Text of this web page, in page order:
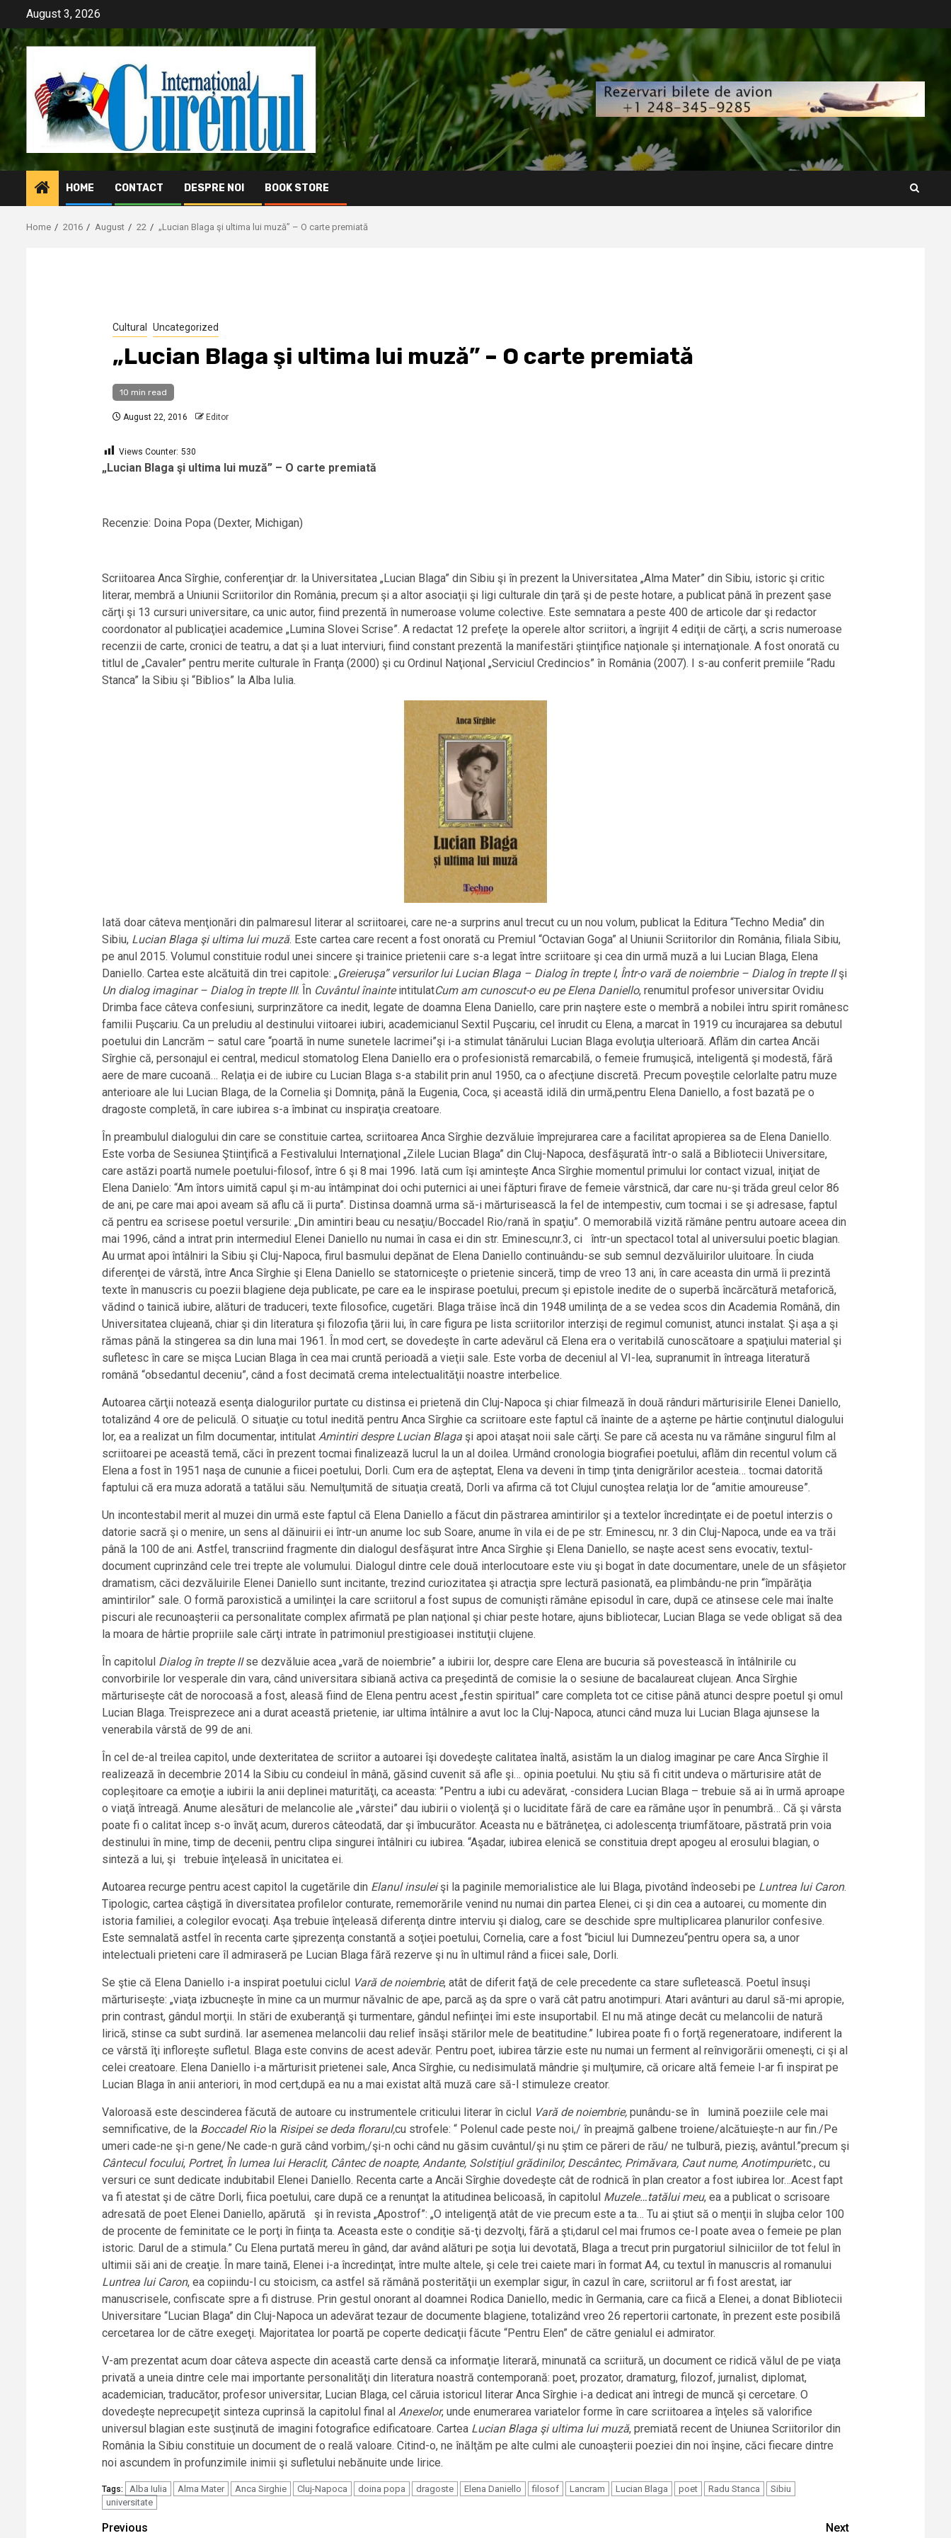
content
August 3, 2026
HOME CONTACT DESPRE NOI BOOK STORE
Home 2016 August 22 „Lucian Blaga şi ultima lui muză” – O carte premiată
Cultural Uncategorized
„Lucian Blaga şi ultima lui muză” – O carte premiată
10 min read
August 22, 2016 Editor
Views Counter: 530
„Lucian Blaga şi ultima lui muză” – O carte premiată
Recenzie: Doina Popa (Dexter, Michigan)
Scriitoarea Anca Sîrghie, conferenţiar dr. la Universitatea „Lucian Blaga” din Sibiu şi în prezent la Universitatea „Alma Mater” din Sibiu, istoric şi critic
literar, membră a Uniunii Scriitorilor din România, precum şi a altor asociaţii şi ligi culturale din ţară şi de peste hotare, a publicat până în prezent şase
cărţi şi 13 cursuri universitare, ca unic autor, fiind prezentă în numeroase volume colective. Este semnatara a peste 400 de articole dar şi redactor
coordonator al publicaţiei academice „Lumina Slovei Scrise”. A redactat 12 prefeţe la operele altor scriitori, a îngrijit 4 ediţii de cărţi, a scris numeroase
recenzii de carte, cronici de teatru, a dat şi a luat interviuri, fiind constant prezentă la manifestări ştiinţifice naţionale şi internaţionale. A fost onorată cu
titlul de „Cavaler” pentru merite culturale în Franţa (2000) şi cu Ordinul Naţional „Serviciul Credincios” în România (2007). I s-au conferit premiile “Radu
Stanca” la Sibiu şi “Biblios” la Alba Iulia.
Iată doar câteva menţionări din palmaresul literar al scriitoarei, care ne-a surprins anul trecut cu un nou volum, publicat la Editura “Techno Media” din
Sibiu, Lucian Blaga şi ultima lui muză. Este cartea care recent a fost onorată cu Premiul “Octavian Goga” al Uniunii Scriitorilor din România, filiala Sibiu,
pe anul 2015. Volumul constituie rodul unei sincere şi trainice prietenii care s-a legat între scriitoare şi cea din urmă muză a lui Lucian Blaga, Elena
Daniello. Cartea este alcătuită din trei capitole: „Greieruşa” versurilor lui Lucian Blaga – Dialog în trepte I, Într-o vară de noiembrie – Dialog în trepte IIşi
Un dialog imaginar – Dialog în trepte III. În Cuvântul înainteintitulatCum am cunoscut-o eu pe Elena Daniello, renumitul profesor universitar Ovidiu
Drimba face câteva confesiuni, surprinzătore ca inedit, legate de doamna Elena Daniello, care prin naştere este o membră a nobilei întru spirit românesc
familii Puşcariu. Ca un preludiu al destinului viitoarei iubiri, academicianul Sextil Puşcariu, cel înrudit cu Elena, a marcat în 1919 cu încurajarea sa debutul
poetului din Lancrăm – satul care “poartă în nume sunetele lacrimei”şi i-a stimulat tânărului Lucian Blaga evoluţia ulterioară. Aflăm din cartea Ancăi
Sîrghie că, personajul ei central, medicul stomatolog Elena Daniello era o profesionistă remarcabilă, o femeie frumuşică, inteligentă şi modestă, fără
aere de mare cucoană… Relaţia ei de iubire cu Lucian Blaga s-a stabilit prin anul 1950, ca o afecţiune discretă. Precum poveştile celorlalte patru muze
anterioare ale lui Lucian Blaga, de la Cornelia şi Domniţa, până la Eugenia, Coca, şi această idilă din urmă,pentru Elena Daniello, a fost bazată pe o
dragoste completă, în care iubirea s-a îmbinat cu inspiraţia creatoare.
În preambulul dialogului din care se constituie cartea, scriitoarea Anca Sîrghie dezvăluie împrejurarea care a facilitat apropierea sa de Elena Daniello.
Este vorba de Sesiunea Ştiinţifică a Festivalului Internaţional „Zilele Lucian Blaga” din Cluj-Napoca, desfăşurată într-o sală a Bibliotecii Universitare,
care astăzi poartă numele poetului-filosof, între 6 şi 8 mai 1996. Iată cum îşi aminteşte Anca Sîrghie momentul primului lor contact vizual, iniţiat de
Elena Danielo: “Am întors uimită capul şi m-au întâmpinat doi ochi puternici ai unei făpturi firave de femeie vârstnică, dar care nu-şi trăda greul celor 86
de ani, pe care mai apoi aveam să aflu că îi purta”. Distinsa doamnă urma să-i mărturisească la fel de intempestiv, cum tocmai i se şi adresase, faptul
că pentru ea scrisese poetul versurile: „Din amintiri beau cu nesaţiu/Boccadel Rio/rană în spaţiu”. O memorabilă vizită rămâne pentru autoare aceea din
mai 1996, când a intrat prin intermediul Elenei Daniello nu numai în casa ei din str. Eminescu,nr.3, ci într-un spectacol total al universului poetic blagian.
Au urmat apoi întâlniri la Sibiu şi Cluj-Napoca, firul basmului depănat de Elena Daniello continuându-se sub semnul dezvăluirilor uluitoare. În ciuda
diferenţei de vârstă, între Anca Sîrghie şi Elena Daniello se statorniceşte o prietenie sinceră, timp de vreo 13 ani, în care aceasta din urmă îi prezintă
texte în manuscris cu poezii blagiene deja publicate, pe care ea le inspirase poetului, precum şi epistole inedite de o superbă încărcătură metaforică,
vădind o tainică iubire, alături de traduceri, texte filosofice, cugetări. Blaga trăise încă din 1948 umilinţa de a se vedea scos din Academia Română, din
Universitatea clujeană, chiar şi din literatura şi filozofia ţării lui, în care figura pe lista scriitorilor interzişi de regimul comunist, atunci instalat. Şi aşa a şi
rămas până la stingerea sa din luna mai 1961. În mod cert, se dovedeşte în carte adevărul că Elena era o veritabilă cunoscătoare a spaţiului material şi
sufletesc în care se mişca Lucian Blaga în cea mai cruntă perioadă a vieţii sale. Este vorba de deceniul al VI-lea, supranumit în întreaga literatură
română “obsedantul deceniu”, când a fost decimată crema intelectualităţii noastre interbelice.
Autoarea cărţii notează esenţa dialogurilor purtate cu distinsa ei prietenă din Cluj-Napoca şi chiar filmează în două rânduri mărturisirile Elenei Daniello,
totalizând 4 ore de peliculă. O situaţie cu totul inedită pentru Anca Sîrghie ca scriitoare este faptul că înainte de a aşterne pe hârtie conţinutul dialogului
lor, ea a realizat un film documentar, intitulat Amintiri despre Lucian Blaga şi apoi ataşat noii sale cărţi. Se pare că acesta nu va rămâne singurul film al
scriitoarei pe această temă, căci în prezent tocmai finalizează lucrul la un al doilea. Urmând cronologia biografiei poetului, aflăm din recentul volum că
Elena a fost în 1951 naşa de cununie a fiicei poetului, Dorli. Cum era de aşteptat, Elena va deveni în timp ţinta denigrărilor acesteia… tocmai datorită
faptului că era muza adorată a tatălui său. Nemulţumită de situaţia creată, Dorli va afirma că tot Clujul cunoştea relaţia lor de “amitie amoureuse”.
Un incontestabil merit al muzei din urmă este faptul că Elena Daniello a făcut din păstrarea amintirilor şi a textelor încredinţate ei de poetul interzis o
datorie sacră şi o menire, un sens al dăinuirii ei într-un anume loc sub Soare, anume în vila ei de pe str. Eminescu, nr. 3 din Cluj-Napoca, unde ea va trăi
până la 100 de ani. Astfel, transcriind fragmente din dialogul desfăşurat între Anca Sîrghie şi Elena Daniello, se naşte acest sens evocativ, textul-
document cuprinzând cele trei trepte ale volumului. Dialogul dintre cele două interlocutoare este viu şi bogat în date documentare, unele de un sfâşietor
dramatism, căci dezvăluirile Elenei Daniello sunt incitante, trezind curiozitatea şi atracţia spre lectură pasionată, ea plimbându-ne prin “împărăţia
amintirilor” sale. O formă paroxistică a umilinţei la care scriitorul a fost supus de comunişti rămâne episodul în care, după ce atinsese cele mai înalte
piscuri ale recunoaşterii ca personalitate complex afirmată pe plan naţional şi chiar peste hotare, ajuns bibliotecar, Lucian Blaga se vede obligat să dea
la moara de hârtie propriile sale cărţi intrate în patrimoniul prestigioasei instituţii clujene.
În capitolul Dialog în trepte IIse dezvăluie acea „vară de noiembrie” a iubirii lor, despre care Elena are bucuria să povestească în întâlnirile cu
convorbirile lor vesperale din vara, când universitara sibiană activa ca preşedintă de comisie la o sesiune de bacalaureat clujean. Anca Sîrghie
mărturiseşte cât de norocoasă a fost, aleasă fiind de Elena pentru acest „festin spiritual” care completa tot ce citise până atunci despre poetul şi omul
Lucian Blaga. Treisprezece ani a durat această prietenie, iar ultima întâlnire a avut loc la Cluj-Napoca, atunci când muza lui Lucian Blaga ajunsese la
venerabila vârstă de 99 de ani.
În cel de-al treilea capitol, unde dexteritatea de scriitor a autoarei îşi dovedeşte calitatea înaltă, asistăm la un dialog imaginar pe care Anca Sîrghie îl
realizează în decembrie 2014 la Sibiu cu condeiul în mână, găsind cuvenit să afle şi… opinia poetului. Nu ştiu să fi citit undeva o mărturisire atât de
copleşitoare ca emoţie a iubirii la anii deplinei maturităţi, ca aceasta: ”Pentru a iubi cu adevărat, -considera Lucian Blaga – trebuie să ai în urmă aproape
o viaţă întreagă. Anume alesături de melancolie ale „vârstei” dau iubirii o violenţă şi o luciditate fără de care ea rămâne uşor în penumbră… Că şi vârsta
poate fi o calitat încep s-o învăţ acum, dureros câteodată, dar şi îmbucurător. Aceasta nu e bătrâneţea, ci adolescenţa triumfătoare, păstrată prin voia
destinului în mine, timp de decenii, pentru clipa singurei întâlniri cu iubirea. “Aşadar, iubirea elenică se constituia drept apogeu al erosului blagian, o
sinteză a lui, şi trebuie înţeleasă în unicitatea ei.
Autoarea recurge pentru acest capitol la cugetările din Elanul insuleişi la paginile memorialistice ale lui Blaga, pivotând îndeosebi pe Luntrea lui Caron.
Tipologic, cartea câştigă în diversitatea profilelor conturate, rememorările venind nu numai din partea Elenei, ci şi din cea a autoarei, cu momente din
istoria familiei, a colegilor evocaţi. Aşa trebuie înţeleasă diferenţa dintre interviu şi dialog, care se deschide spre multiplicarea planurilor confesive.
Este semnalată astfel în recenta carte şiprezenţa constantă a soţiei poetului, Cornelia, care a fost “biciul lui Dumnezeu“pentru opera sa, a unor
intelectuali prieteni care îl admiraseră pe Lucian Blaga fără rezerve şi nu în ultimul rând a fiicei sale, Dorli.
Se ştie că Elena Daniello i-a inspirat poetului ciclul Vară de noiembrie, atât de diferit faţă de cele precedente ca stare sufletească. Poetul însuşi
mărturiseşte: „viaţa izbucneşte în mine ca un murmur năvalnic de ape, parcă aş da spre o vară cât patru anotimpuri. Atari avânturi au darul să-mi apropie,
prin contrast, gândul morţii. In stări de exuberanţă şi turmentare, gândul nefiinţei îmi este insuportabil. El nu mă atinge decât cu melancolii de natură
lirică, stinse ca subt surdină. Iar asemenea melancolii dau relief însăşi stărilor mele de beatitudine.” Iubirea poate fi o forţă regeneratoare, indiferent la
ce vârstă îţi infloreşte sufletul. Blaga este convins de acest adevăr. Pentru poet, iubirea târzie este nu numai un ferment al reînvigorării omeneşti, ci şi al
celei creatoare. Elena Daniello i-a mărturisit prietenei sale, Anca Sîrghie, cu nedisimulată mândrie şi mulţumire, că oricare altă femeie l-ar fi inspirat pe
Lucian Blaga în anii anteriori, în mod cert,după ea nu a mai existat altă muză care să-l stimuleze creator.
Valoroasă este descinderea făcută de autoare cu instrumentele criticului literar în ciclulVară de noiembrie,punându-se în lumină poeziile cele mai
semnificative, de la Boccadel Riola Risipei se deda florarul,cu strofele: “ Polenul cade peste noi,/ în preajmă galbene troiene/alcătuieşte-n aur fin./Pe
umeri cade-ne şi-n gene/Ne cade-n gură când vorbim,/şi-n ochi când nu găsim cuvântul/şi nu ştim ce păreri de rău/ ne tulbură, pieziş, avântul.”precum şi
Cântecul focului, Portret, În lumea lui Heraclit, Cântec de noapte, Andante, Solstiţiul grădinilor, Descântec, Primăvara, Caut nume, Anotimpurietc., cu
versuri ce sunt dedicate indubitabil Elenei Daniello. Recenta carte a Ancăi Sîrghie dovedeşte cât de rodnică în plan creator a fost iubirea lor…Acest fapt
va fi atestat şi de către Dorli, fiica poetului, care după ce a renunţat la atitudinea belicoasă, în capitolul Muzele…tatălui meu, ea a publicat o scrisoare
adresată de poet Elenei Daniello, apărută şi în revista „Apostrof”: „O inteligenţă atât de vie precum este a ta… Tu ai ştiut să o menţii în slujba celor 100
de procente de feminitate ce le porţi în fiinţa ta. Aceasta este o condiţie să-ţi dezvolţi, fără a şti,darul cel mai frumos ce-l poate avea o femeie pe plan
istoric. Darul de a stimula.” Cu Elena purtată mereu în gând, dar având alături pe soţia lui devotată, Blaga a trecut prin purgatoriul silniciilor de tot felul în
ultimii săi ani de creaţie. În mare taină, Elenei i-a încredinţat, între multe altele, şi cele trei caiete mari în format A4, cu textul în manuscris al romanului
Luntrea lui Caron, ea copiindu-l cu stoicism, ca astfel să rămână posterităţii un exemplar sigur, în cazul în care, scriitorul ar fi fost arestat, iar
manuscrisele, confiscate spre a fi distruse. Prin gestul onorant al doamnei Rodica Daniello, medic în Germania, care ca fiică a Elenei, a donat Bibliotecii
Universitare “Lucian Blaga” din Cluj-Napoca un adevărat tezaur de documente blagiene, totalizând vreo 26 repertorii cartonate, în prezent este posibilă
cercetarea lor de către exegeţi. Majoritatea lor poartă pe coperte dedicaţii făcute “Pentru Elen” de către genialul ei admirator.
V-am prezentat acum doar câteva aspecte din această carte densă ca informaţie literară, minunată ca scriitură, un document ce ridică vălul de pe viaţa
privată a uneia dintre cele mai importante personalităţi din literatura noastră contemporană: poet, prozator, dramaturg, filozof, jurnalist, diplomat,
academician, traducător, profesor universitar, Lucian Blaga, cel căruia istoricul literar Anca Sîrghie i-a dedicat ani întregi de muncă şi cercetare. O
dovedeşte neprecupeţit sinteza cuprinsă la capitolul final al Anexelor, unde enumerarea variatelor forme în care scriitoarea a înţeles să valorifice
universul blagian este susţinută de imagini fotografice edificatoare. Cartea Lucian Blaga şi ultima lui muză, premiată recent de Uniunea Scriitorilor din
România la Sibiu constituie un document de o reală valoare. Citind-o, ne înălţăm pe alte culmi ale cunoaşterii poeziei din noi înşine, căci fiecare dintre
noi ascundem în profunzimile inimii şi sufletului nebănuite unde lirice.
Tags: Alba Iulia Alma Mater Anca Sirghie Cluj-Napoca doina popa dragoste Elena Daniello filosof Lancram Lucian Blaga poet Radu Stanca
Sibiu
universitate
Continue
Previous Next